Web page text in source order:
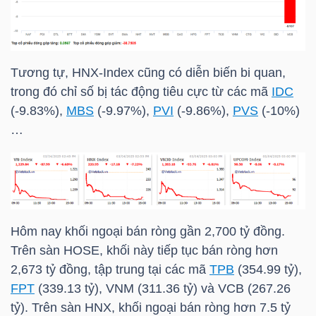
Tương tự, HNX-Index cũng có diễn biến bi quan,
trong đó chỉ số bị tác động tiêu cực từ các mã IDC
(-9.83%), MBS (-9.97%), PVI (-9.86%), PVS (-10%)
…
Hôm nay khối ngoại bán ròng gần 2,700 tỷ đồng.
Trên sàn HOSE, khối này tiếp tục bán ròng hơn
2,673 tỷ đồng, tập trung tại các mã TPB (354.99 tỷ),
FPT (339.13 tỷ), VNM (311.36 tỷ) và VCB (267.26
tỷ). Trên sàn HNX, khối ngoại bán ròng hơn 7.5 tỷ
TÍCH
VIETSTOCKFINANCE
MÔ
NGÀNH